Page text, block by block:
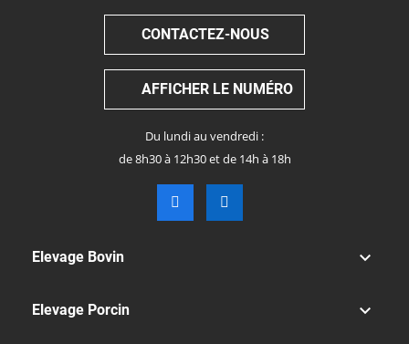
CONTACTEZ-NOUS
AFFICHER LE NUMÉRO
Du lundi au vendredi :
de 8h30 à 12h30 et de 14h à 18h
Elevage Bovin 
Elevage Porcin 